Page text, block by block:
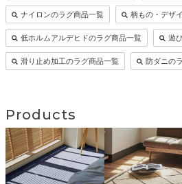
ナイロンのラグ商品一覧 柄もの・デザ
低ホルムアルデヒドのラグ商品一覧 遊
滑り止め加工のラグ商品一覧 防ダニの
Products